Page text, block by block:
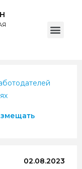
02.08.2023